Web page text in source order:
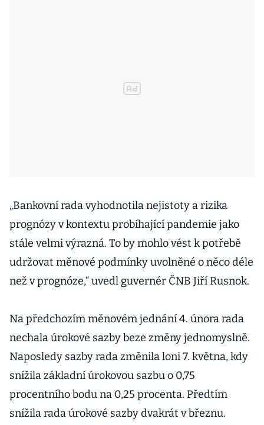
„Bankovní rada vyhodnotila nejistoty a rizika
prognózy v kontextu probíhající pandemie jako
stále velmi výrazná. To by mohlo vést k potřebě
udržovat měnové podmínky uvolněné o něco déle
než v prognóze,“ uvedl guvernér ČNB Jiří Rusnok.
Na předchozím měnovém jednání 4. února rada
nechala úrokové sazby beze změny jednomyslně.
Naposledy sazby rada změnila loni 7. května, kdy
snížila základní úrokovou sazbu o 0,75
procentního bodu na 0,25 procenta. Předtím
snížila rada úrokové sazby dvakrát v březnu.